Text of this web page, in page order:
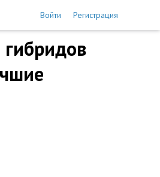
Войти Регистрация
гибридов